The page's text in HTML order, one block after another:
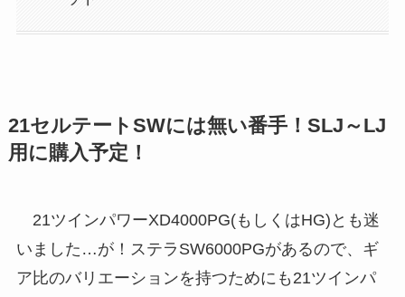
21セルテートSWには無い番手！SLJ～LJ
用に購入予定！
21ツインパワーXD4000PG(もしくはHG)とも迷
いました…が！ステラSW6000PGがあるので、ギ
ア比のバリエーションを持つためにも21ツインパ